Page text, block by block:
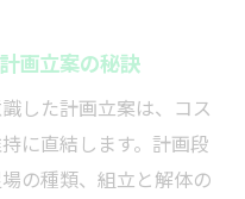
画立案の秘訣
した計画立案は、コス
に直結します。計画段
の種類、組立と解体の